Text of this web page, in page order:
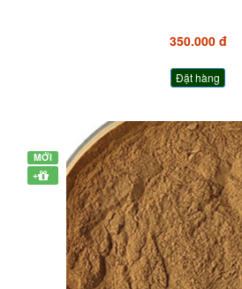
350.000 đ
Đặt hàng
MỚI
+